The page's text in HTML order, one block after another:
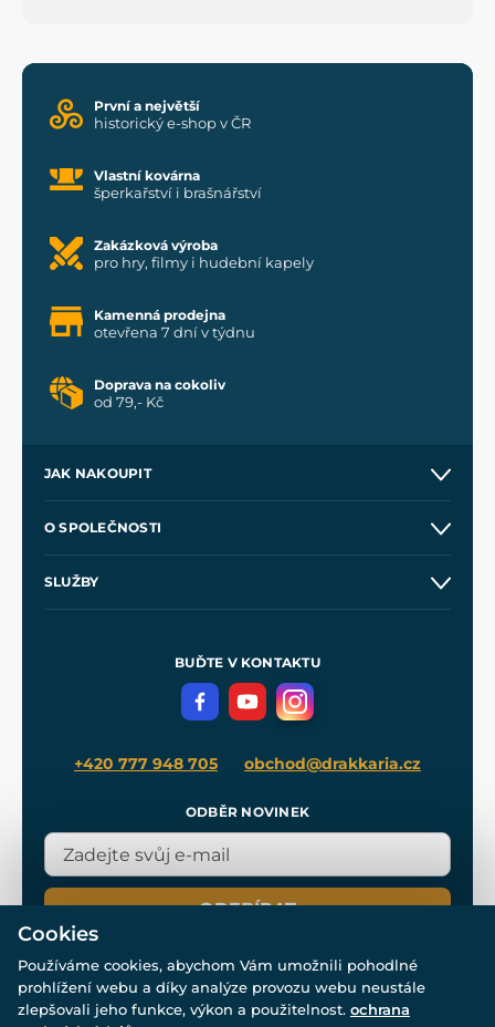
První a největší
historický e-shop v ČR
Vlastní kovárna
šperkařství i brašnářství
Zakázková výroba
pro hry, filmy i hudební kapely
Kamenná prodejna
otevřena 7 dní v týdnu
Doprava na cokoliv
od 79,- Kč
JAK NAKOUPIT
Velkoobchod
O SPOLEČNOSTI
SLUŽBY
Meče pro Kingdom Come
BUĎTE V KONTAKTU
+420 777 948 705 obchod@drakkaria.cz
ODBĚR NOVINEK
ODEBÍRAT
Cookies
Používáme cookies, abychom Vám umožnili pohodlné
prohlížení webu a díky analýze provozu webu neustále
zlepšovali jeho funkce, výkon a použitelnost. ochrana